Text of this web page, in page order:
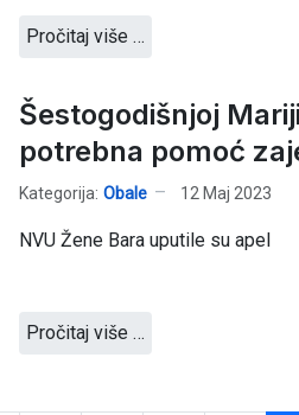
Pročitaj više …
Šestogodišnjoj
potrebna pomoć
Kategorija: Obale 12 Maj 2023
NVU Žene Bara uputile su apel
Pročitaj više …